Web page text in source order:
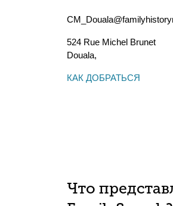
524 Rue Michel Brunet
Douala,
КАК ДОБРАТЬСЯ
Что